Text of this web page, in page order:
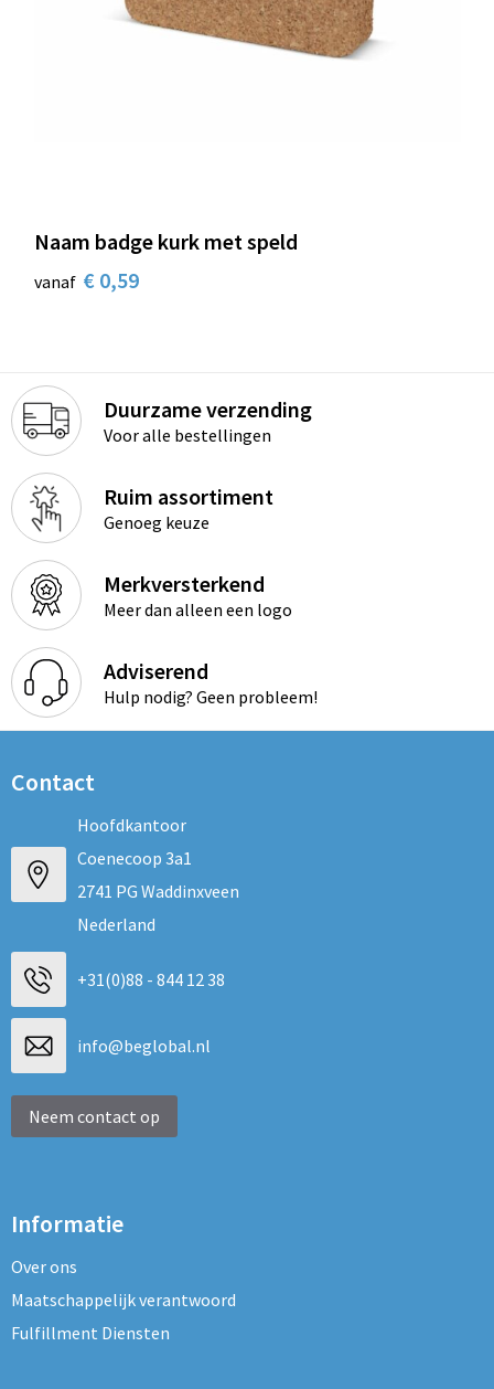
Naam badge kurk met speld
vanaf € 0,59
Duurzame verzending
Voor alle bestellingen
Ruim assortiment
Genoeg keuze
Merkversterkend
Meer dan alleen een logo
Adviserend
Hulp nodig? Geen probleem!
Contact
Hoofdkantoor
Coenecoop 3a1
2741 PG Waddinxveen
Nederland
+31(0)88 - 844 12 38
info@beglobal.nl
Neem contact op
Informatie
Over ons
Maatschappelijk verantwoord
Fulfillment Diensten